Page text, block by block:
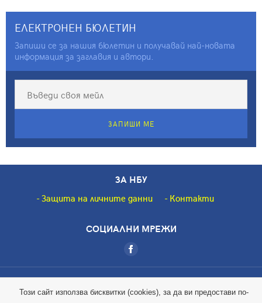
ЕЛЕКТРОНЕН БЮЛЕТИН
Запиши се за нашия бюлетин и получавай най-новата
информация за заглавия и автори.
ЗАПИШИ МЕ
ЗА НБУ
Защита на личните данни Контакти
СОЦИАЛНИ МРЕЖИ
Този сайт използва бисквитки (cookies), за да ви предостави по-